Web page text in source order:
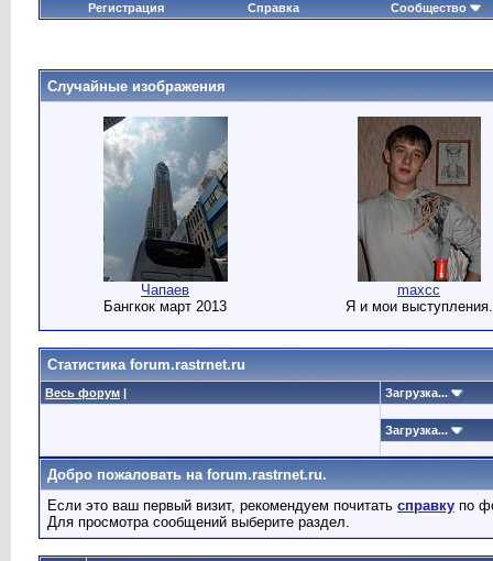
Регистрация Справка Сообщество
Случайные изображения
Чапаев
Бангкок март 2013
maxcc
Я и мои выступления.
Статистика forum.rastrnet.ru
Весь форум | Загрузка...
Загрузка...
Добро пожаловать на forum.rastrnet.ru.
Если это ваш первый визит, рекомендуем почитать справку по
Для просмотра сообщений выберите раздел.